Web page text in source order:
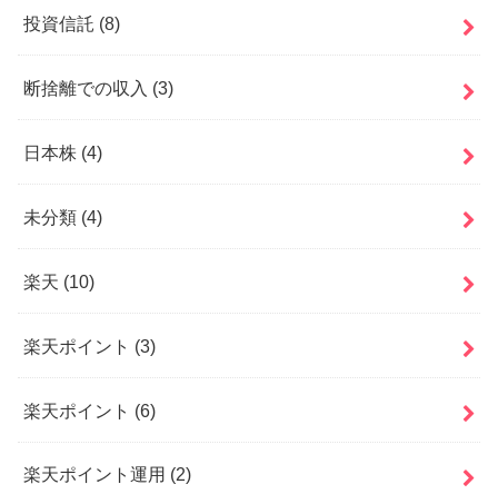
投資信託 (8)
断捨離での収入 (3)
日本株 (4)
未分類 (4)
楽天 (10)
楽天ポイント (3)
楽天ポイント (6)
楽天ポイント運用 (2)